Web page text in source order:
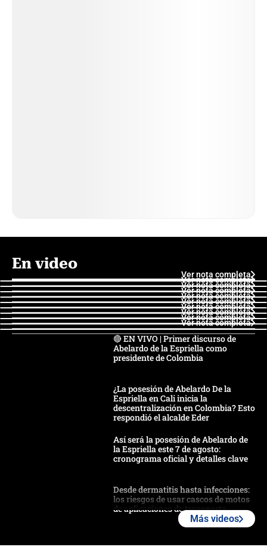
En video
Ver nota completa
Ver nota completa
Ver nota completa
Ver nota completa
Ver nota completa
Ver nota completa
Ver nota completa
Ver nota completa
Ver nota completa
Ver nota completa
🔴 EN VIVO | Primer discurso de
Abelardo de la Espriella como
presidente de Colombia
¿La posesión de Abelardo De la
Espriella en Cali inicia la
descentralización en Colombia? Esto
respondió el alcalde Eder
Así será la posesión de Abelardo de
la Espriella este 7 de agosto:
cronograma oficial y detalles clave
Desde dermatitis hasta infecciones:
los riesgos de usar cascos de motos
de aplicaciones de transporte
Más videos